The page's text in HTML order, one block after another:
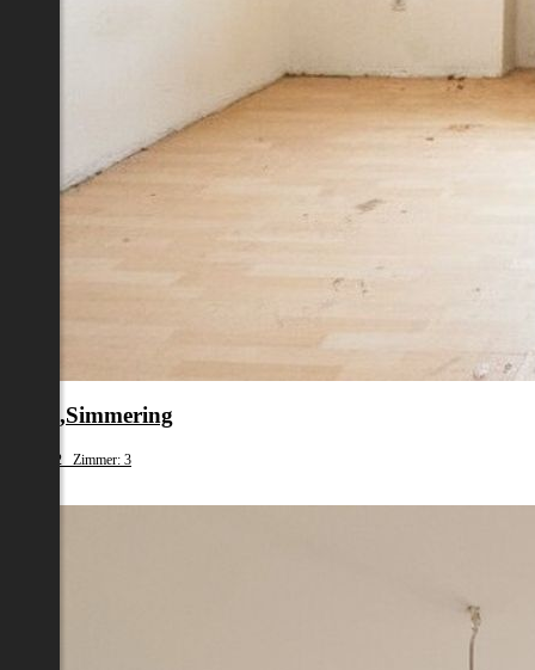
11.,Simmering
62 Zimmer: 3